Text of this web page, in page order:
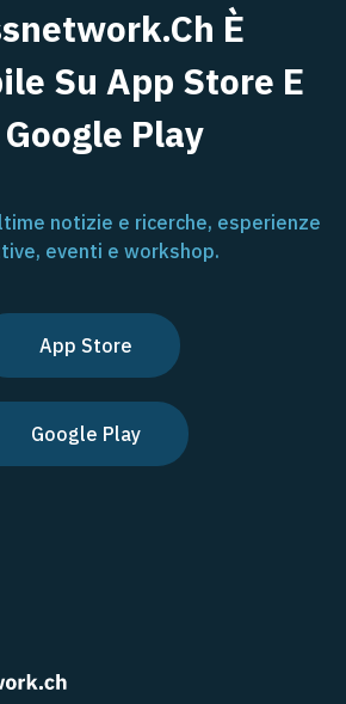
È
Su App Store E
Play
notizie e ricerche, esperienze
eventi e workshop.
App Store
Google Play